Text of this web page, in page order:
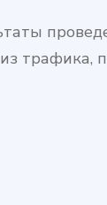
трафика,